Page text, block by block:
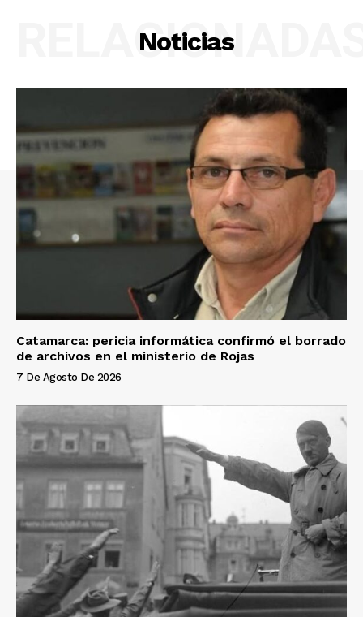
Noticias
Catamarca: pericia informática confirmó el borrado
de archivos en el ministerio de Rojas
7 De Agosto De 2026